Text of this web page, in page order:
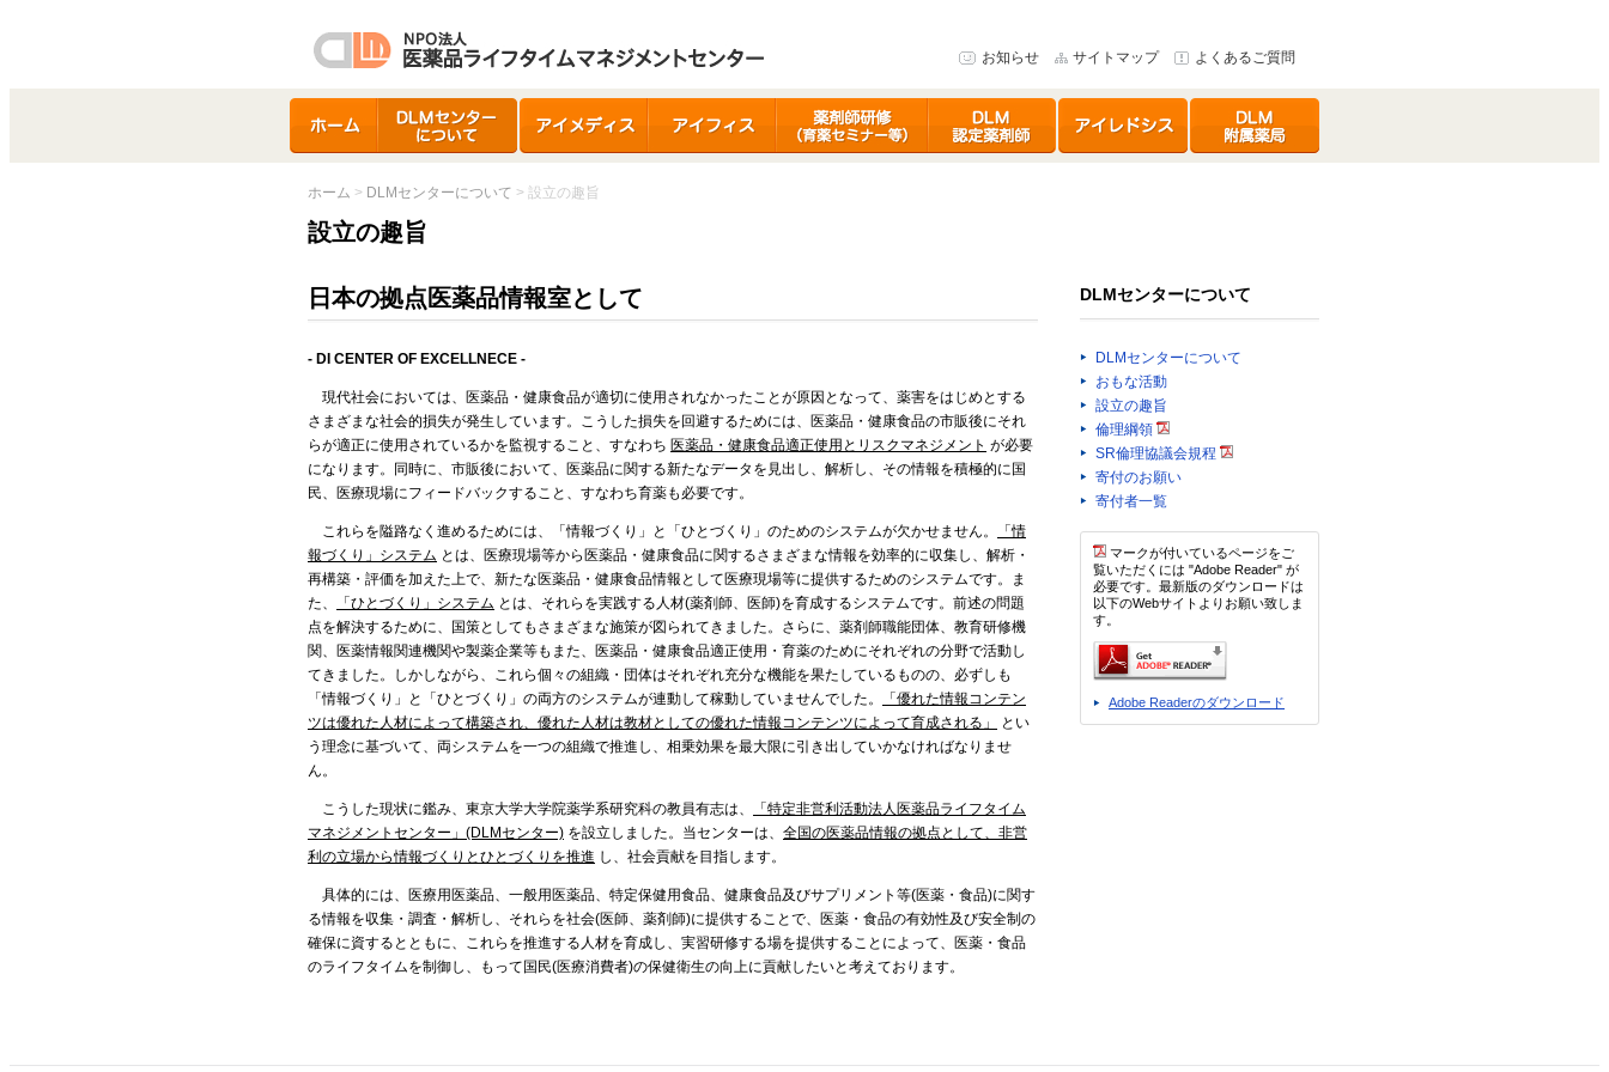
お知らせ サイトマップ よくあるご質問
て
ホーム > DLMセンターについて > 設立の趣旨
設立の趣旨
日本の拠点医薬品情報室として
- DI CENTER OF EXCELLNECE -
現代社会においては、医薬品・健康食品が適切に使用されなかったことが原因となって、薬害をはじめとする
さまざまな社会的損失が発生しています。こうした損失を回避するためには、医薬品・健康食品の市販後にそれ
らが適正に使用されているかを監視すること、すなわち 医薬品・健康食品適正使用とリスクマネジメント が必要
になります。同時に、市販後において、医薬品に関する新たなデータを見出し、解析し、その情報を積極的に国
民、医療現場にフィードバックすること、すなわち育薬も必要です。
これらを隘路なく進めるためには、「情報づくり」と「ひとづくり」のためのシステムが欠かせません。
「情
報づくり」システム とは、医療現場等から医薬品・健康食品に関するさまざまな情報を効率的に収集し、解析・
再構築・評価を加えた上で、新たな医薬品・健康食品情報として医療現場等に提供するためのシステムです。ま
た、
「ひとづくり」システム とは、それらを実践する人材(薬剤師、医師)を育成するシステムです。前述の問題
点を解決するために、国策としてもさまざまな施策が図られてきました。さらに、薬剤師職能団体、教育研修機
関、医薬情報関連機関や製薬企業等もまた、医薬品・健康食品適正使用・育薬のためにそれぞれの分野で活動し
てきました。しかしながら、これら個々の組織・団体はそれぞれ充分な機能を果たしているものの、必ずしも
「情報づくり」と「ひとづくり」の両方のシステムが連動して稼動していませんでした。
「優れた情報コンテン
ツは優れた人材によって構築され、優れた人材は教材としての優れた情報コンテンツによって育成される」
とい
う理念に基づいて、両システムを一つの組織で推進し、相乗効果を最大限に引き出していかなければなりませ
ん。
こうした現状に鑑み、東京大学大学院薬学系研究科の教員有志は、
「特定非営利活動法人医薬品ライフタイム
マネジメントセンター」(DLMセンター) を設立しました。当センターは、 全国の医薬品情報の拠点として、非営
利の立場から情報づくりとひとづくりを推進 し、社会貢献を目指します。
具体的には、医療用医薬品、一般用医薬品、特定保健用食品、健康食品及びサプリメント等(医薬・食品)に関す
る情報を収集・調査・解析し、それらを社会(医師、薬剤師)に提供することで、医薬・食品の有効性及び安全制の
確保に資するとともに、これらを推進する人材を育成し、実習研修する場を提供することによって、医薬・食品
のライフタイムを制御し、もって国民(医療消費者)の保健衛生の向上に貢献したいと考えております。
DLMセンターについて
DLMセンターについて
おもな活動
設立の趣旨
倫理綱領
SR倫理協議会規程
寄付のお願い
寄付者一覧
マークが付いているページをご
覧いただくには "Adobe Reader" が
必要です。最新版のダウンロードは
以下のWebサイトよりお願い致しま
す。
Adobe Readerのダウンロード